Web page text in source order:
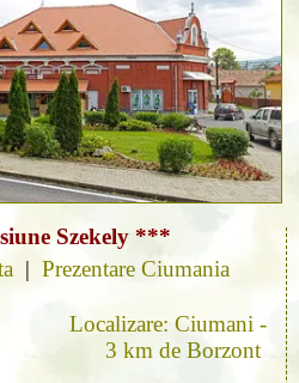
Szekely ***
| Prezentare Ciumania
Localizare: Ciumani -
3 km de Borzont